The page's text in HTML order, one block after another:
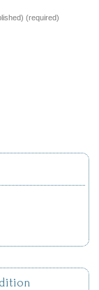
(required)